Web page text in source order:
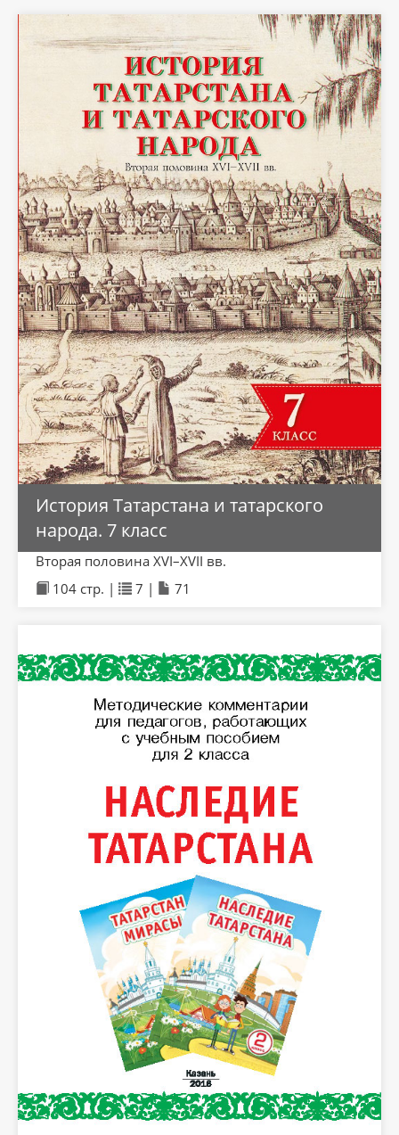
История Татарстана и татарского
народа. 7 класс
Вторая половина XVI–XVII вв.
104 стр. |
7 | 71